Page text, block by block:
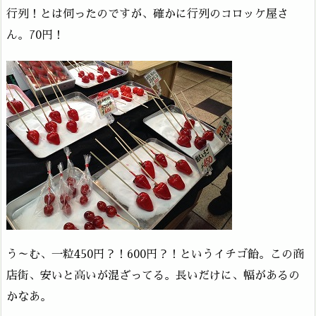
行列！とは伺ったのですが、確かに行列のコロッケ屋さ
ん。70円！
う～む、一粒450円？！600円？！というイチゴ飴。この商
店街、安いと高いが混ざってる。長いだけに、幅があるの
かなあ。